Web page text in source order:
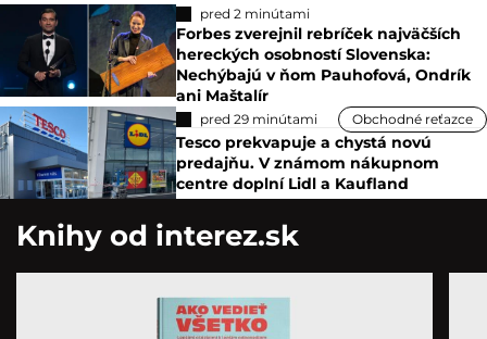
pred 2 minútami
Forbes zverejnil rebríček najväčších
hereckých osobností Slovenska:
Nechýbajú v ňom Pauhofová, Ondrík
ani Maštalír
pred 29 minútami Obchodné reťazce
Tesco prekvapuje a chystá novú
predajňu. V známom nákupnom
centre doplní Lidl a Kaufland
Knihy od interez.sk